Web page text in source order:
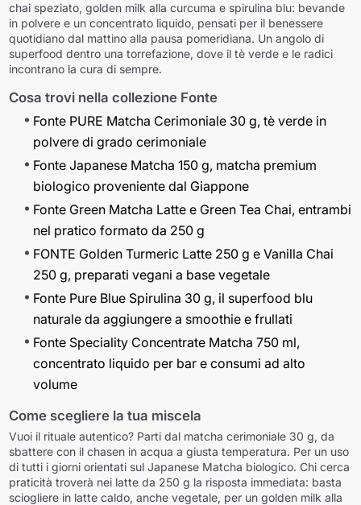
chai speziato, golden milk alla curcuma e spirulina blu: bevande
in polvere e un concentrato liquido, pensati per il benessere
quotidiano dal mattino alla pausa pomeridiana. Un angolo di
superfood dentro una torrefazione, dove il tè verde e le radici
incontrano la cura di sempre.
Cosa trovi nella collezione Fonte
Fonte PURE Matcha Cerimoniale 30 g, tè verde in
polvere di grado cerimoniale
Fonte Japanese Matcha 150 g, matcha premium
biologico proveniente dal Giappone
Fonte Green Matcha Latte e Green Tea Chai, entrambi
nel pratico formato da 250 g
FONTE Golden Turmeric Latte 250 g e Vanilla Chai
250 g, preparati vegani a base vegetale
Fonte Pure Blue Spirulina 30 g, il superfood blu
naturale da aggiungere a smoothie e frullati
Fonte Speciality Concentrate Matcha 750 ml,
concentrato liquido per bar e consumi ad alto
volume
Come scegliere la tua miscela
Vuoi il rituale autentico? Parti dal matcha cerimoniale 30 g, da
sbattere con il chasen in acqua a giusta temperatura. Per un uso
di tutti i giorni orientati sul Japanese Matcha biologico. Chi cerca
praticità troverà nei latte da 250 g la risposta immediata: basta
sciogliere in latte caldo, anche vegetale, per un golden milk alla